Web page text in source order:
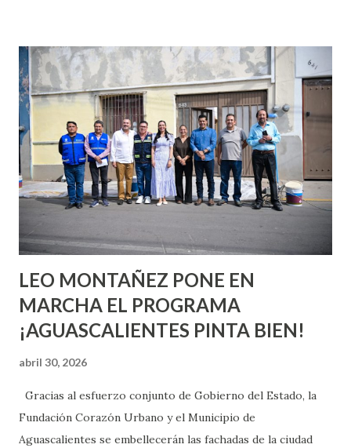
conoces ni la mitad de lo que deberías saber. Pero incluso
quienes ya han tenido relaciones sexuales no son expertos
o expertas en el tema. Siempre hay algo nuevo que
aprender y nuevas experiencias que conocer. Si eres una
chica y aún no has tenido relaciones sexuales, tal vez
pienses que el sexo será increíble y no puedas esperar para
experimentarlo, pero como cualquier persona con
experiencia te dirá, siempre es mejor cuando ambas partes
son suficientemen...
LEO MONTAÑEZ PONE EN
MARCHA EL PROGRAMA
¡AGUASCALIENTES PINTA BIEN!
abril 30, 2026
Gracias al esfuerzo conjunto de Gobierno del Estado, la
Fundación Corazón Urbano y el Municipio de
Aguascalientes se embellecerán las fachadas de la ciudad